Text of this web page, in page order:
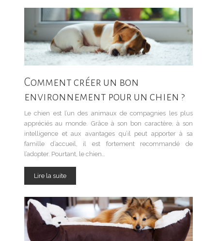
Comment créer un bon
environnement pour un chien ?
Le chien est l’un des animaux de compagnies les plus
appréciés au monde. Grâce à son bon caractère, à son
intelligence et aux avantages qu’il peut apporter à sa
famille d’accueil, il est fortement recommandé de
l’adopter. Pourtant, le chien…
Lire la suite